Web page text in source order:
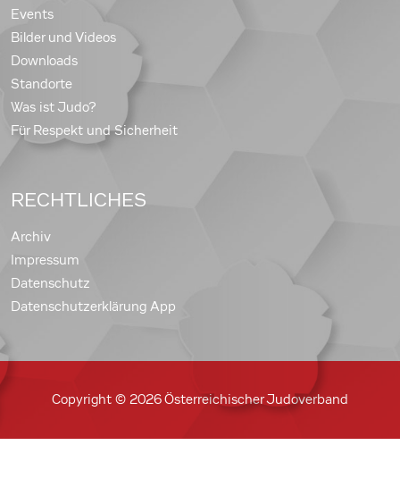
Events
Bilder und Videos
Downloads
Standorte
Was ist Judo?
Für Respekt und Sicherheit
RECHTLICHES
Archiv
Impressum
Datenschutz
Datenschutzerklärung App
Copyright © 2026 Österreichischer Judoverband